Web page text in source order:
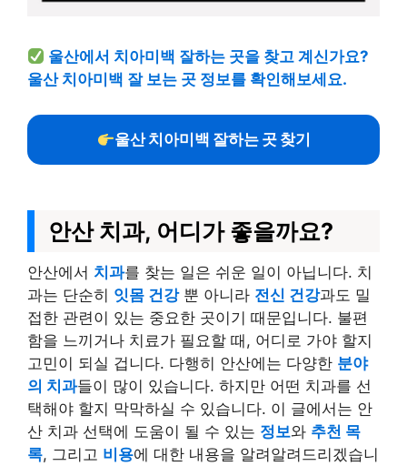
울산에서 치아미백 잘하는 곳을 찾고 계신가요?
울산 치아미백 잘 보는 곳 정보를 확인해보세요.
울산 치아미백 잘하는 곳 찾기
안산 치과, 어디가 좋을까요?
안산에서 치과를 찾는 일은 쉬운 일이 아닙니다. 치
과는 단순히 잇몸 건강뿐 아니라 전신 건강과도 밀
접한 관련이 있는 중요한 곳이기 때문입니다. 불편
함을 느끼거나 치료가 필요할 때, 어디로 가야 할지
고민이 되실 겁니다. 다행히 안산에는 다양한 분야
의 치과들이 많이 있습니다. 하지만 어떤 치과를 선
택해야 할지 막막하실 수 있습니다. 이 글에서는 안
산 치과 선택에 도움이 될 수 있는 정보와 추천 목
록, 그리고 비용에 대한 내용을 알려알려드리겠습니